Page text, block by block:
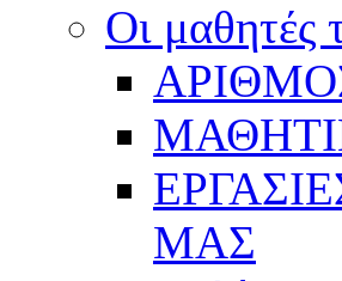
Οι μαθητές
ΜΑΣ